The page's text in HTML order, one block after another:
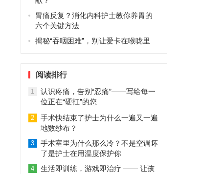
胃痛反复？消化内科护士教你养胃的
六个关键方法
揭秘“吞咽困难”，别让爱卡在喉咙里
阅读排行
1
认识疼痛，告别“忍痛”——写给每一
位正在“硬扛”的您
2
手术快结束了护士为什么一遍又一遍
地数纱布？
3
手术室里为什么那么冷？不是空调坏
了是护士在用温度保护你
4
生活即训练，游戏即治疗 —— 让孩